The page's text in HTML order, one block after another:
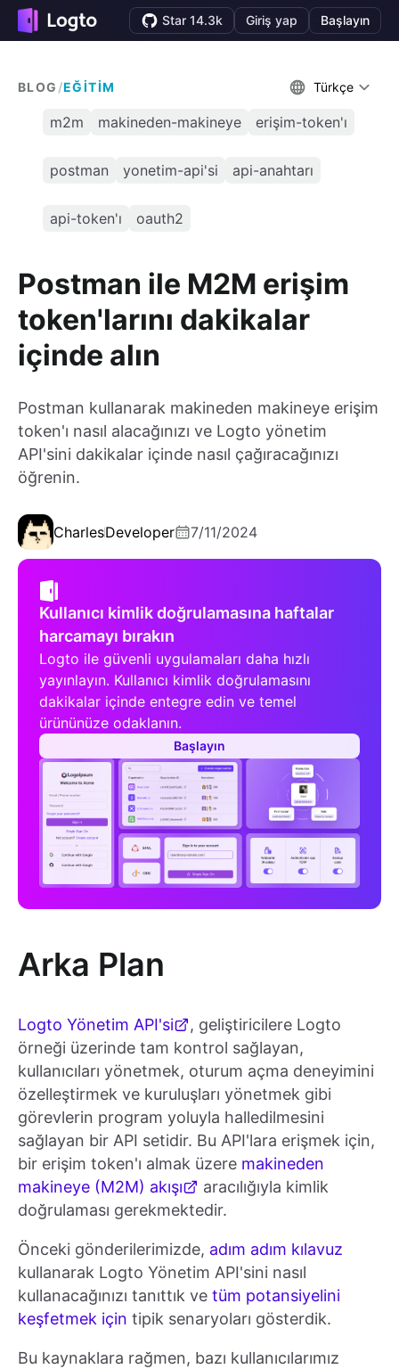
Star 14.3k Giriş yap Başlayın
BLOG /EĞITIM Türkçe
m2m makineden-makineye erişim-token'ı
postman yonetim-api'si api-anahtarı
api-token'ı oauth2
Postman ile M2M erişim
token'larını dakikalar
içinde alın
Postman kullanarak makineden makineye erişim
token'ı nasıl alacağınızı ve Logto yönetim
API'sini dakikalar içinde nasıl çağıracağınızı
öğrenin.
CharlesDeveloper 7/11/2024
Kullanıcı kimlik doğrulamasına haftalar
harcamayı bırakın
Logto ile güvenli uygulamaları daha hızlı
yayınlayın. Kullanıcı kimlik doğrulamasını
dakikalar içinde entegre edin ve temel
ürününüze odaklanın.
Başlayın
Arka Plan
Logto Yönetim API'si
, geliştiricilere Logto
örneği üzerinde tam kontrol sağlayan,
kullanıcıları yönetmek, oturum açma deneyimini
özelleştirmek ve kuruluşları yönetmek gibi
görevlerin program yoluyla halledilmesini
sağlayan bir API setidir. Bu API'lara erişmek için,
bir erişim token'ı almak üzere makineden
makineye (M2M) akışı
aracılığıyla kimlik
doğrulaması gerekmektedir.
Önceki gönderilerimizde, adım adım kılavuz
kullanarak Logto Yönetim API'sini nasıl
kullanacağınızı tanıttık ve tüm potansiyelini
keşfetmek için tipik senaryoları gösterdik.
Bu kaynaklara rağmen, bazı kullanıcılarımız